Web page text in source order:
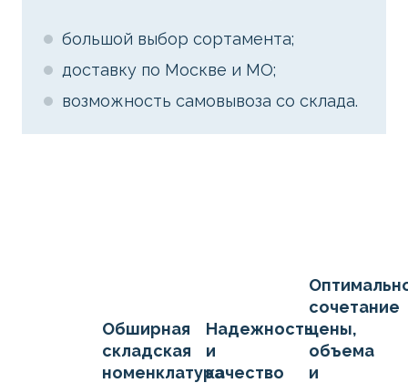
большой выбор сортамента;
доставку по Москве и МО;
возможность самовывоза со склада.
Обширная
складская
номенклатура
Надежность
и
качество
сочетание
цены,
объема
и